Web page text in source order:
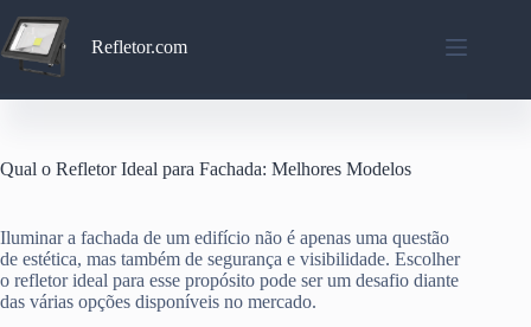
para
o
conteúdo
Refletor.com
Qual o Refletor Ideal para Fachada: Melhores Modelos
Iluminar a fachada de um edifício não é apenas uma questão
de estética, mas também de segurança e visibilidade. Escolher
o refletor ideal para esse propósito pode ser um desafio diante
das várias opções disponíveis no mercado.